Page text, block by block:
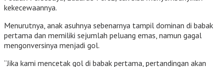
kekecewaannya.
Menurutnya, anak asuhnya sebenarnya tampil dominan di babak
pertama dan memiliki sejumlah peluang emas, namun gagal
mengonversinya menjadi gol.
“Jika kami mencetak gol di babak pertama, pertandingan akan